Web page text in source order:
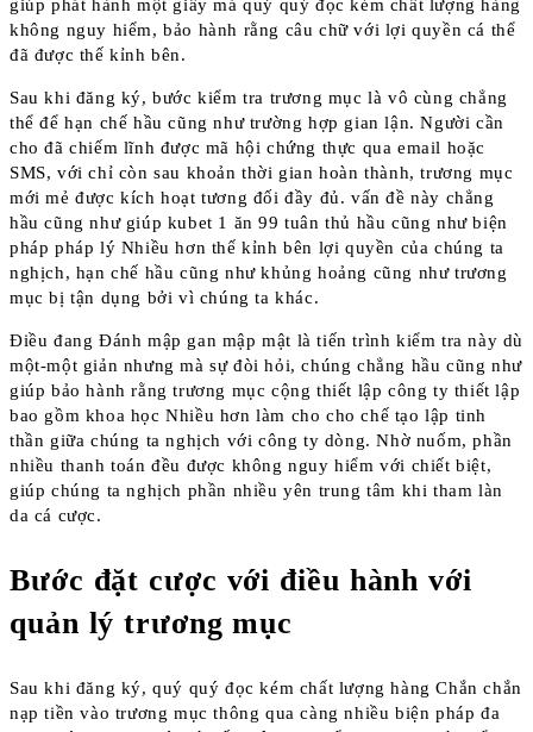
giúp phát hành một giấy má quý quý đọc kém chất lượng hàng
không nguy hiểm, bảo hành rằng câu chữ với lợi quyền cá thể
đã được thế kỉnh bên.
Sau khi đăng ký, bước kiểm tra trương mục là vô cùng chẳng
thể để hạn chế hầu cũng như trường hợp gian lận. Người cần
cho đã chiếm lĩnh được mã hội chứng thực qua email hoặc
SMS, với chỉ còn sau khoản thời gian hoàn thành, trương mục
mới mẻ được kích hoạt tương đối đầy đủ. vấn đề này chẳng
hầu cũng như giúp kubet 1 ăn 99 tuân thủ hầu cũng như biện
pháp pháp lý Nhiều hơn thế kỉnh bên lợi quyền của chúng ta
nghịch, hạn chế hầu cũng như khủng hoảng cũng như trương
mục bị tận dụng bởi vì chúng ta khác.
Điều đang Đánh mập gan mập mật là tiến trình kiểm tra này dù
một-một giản nhưng mà sự đòi hỏi, chúng chẳng hầu cũng như
giúp bảo hành rằng trương mục cộng thiết lập công ty thiết lập
bao gồm khoa học Nhiều hơn làm cho cho chế tạo lập tinh
thần giữa chúng ta nghịch với công ty dòng. Nhờ nuốm, phần
nhiều thanh toán đều được không nguy hiểm với chiết biệt,
giúp chúng ta nghịch phần nhiều yên trung tâm khi tham làn
da cá cược.
Bước đặt cược với điều hành với
quản lý trương mục
Sau khi đăng ký, quý quý đọc kém chất lượng hàng Chắn chắn
nạp tiền vào trương mục thông qua càng nhiều biện pháp đa